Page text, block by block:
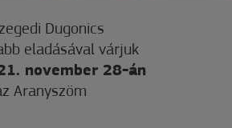
Dugonics
eladásával várjuk
november 28-án
Aranyszöm